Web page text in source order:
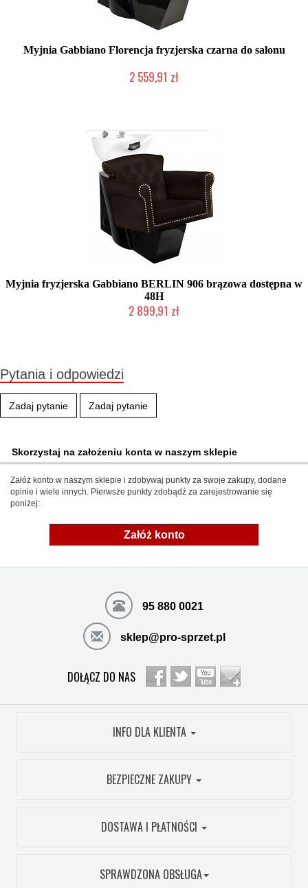
Myjnia Gabbiano Florencja fryzjerska czarna do salonu
2 559,91 zł
Myjnia fryzjerska Gabbiano BERLIN 906 brązowa dostępna w
48H
2 899,91 zł
Pytania i odpowiedzi
Zadaj pytanie Zadaj pytanie
Skorzystaj na założeniu konta w naszym sklepie
Załóż konto w naszym sklepie i zdobywaj punkty za swoje zakupy, dodane
opinie i wiele innych. Pierwsze punkty zdobądź za zarejestrowanie się
poniżej:
Załóż konto
95 880 0021
sklep@pro-sprzet.pl
DOŁĄCZ DO NAS
INFO DLA KLIENTA
BEZPIECZNE ZAKUPY
DOSTAWA I PŁATNOŚCI
SPRAWDZONA OBSŁUGA